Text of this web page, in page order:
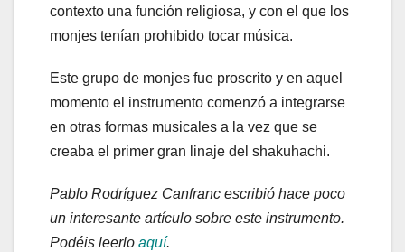
contexto una función religiosa, y con el que los
monjes tenían prohibido tocar música.
Este grupo de monjes fue proscrito y en aquel
momento el instrumento comenzó a integrarse
en otras formas musicales a la vez que se
creaba el primer gran linaje del shakuhachi.
Pablo Rodríguez Canfranc escribió hace poco
un interesante artículo sobre este instrumento.
Podéis leerlo aquí.